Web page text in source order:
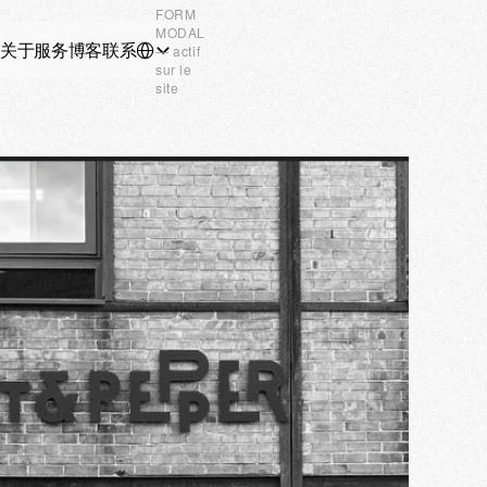
联系
关于服务博客 Select Language
S.CN
FORM
MODAL
— actif
sur le
site